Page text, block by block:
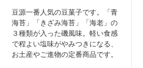
豆源一番人気の豆菓子です。「青
海苔」「きざみ海苔」「海老」の
３種類が入った磯風味。軽い食感
で程よい塩味がやみつきになる、
お土産やご進物の定番商品です。